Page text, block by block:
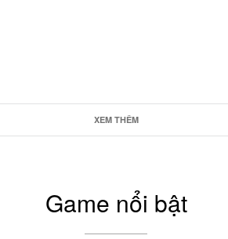
XEM THÊM
Game nổi bật